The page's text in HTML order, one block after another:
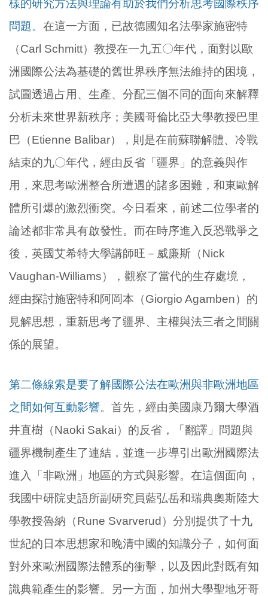
樣的研究方法與理論有助於我們分析思考國際秩序
問題。 在這一方面，已故德國知名法學家施密特
（Carl Schmitt）教授在一九五〇年代，面對以歐
洲國際公法為基礎的舊世界秩序無法維持的困境，
試圖透過占用、生產、分配三個不同的面向來解釋
分析未來世界新秩序；美國哥倫比亞大學教授巴里
巴（Etienne Balibar），則是在前蘇聯解體、冷戰
結束的九〇年代，經由反省「疆界」的意義與作
用，來思考歐洲整合所遭遇的諸多困難，和東歐解
體所引爆的激烈衝突。今日看來，前述二位學者的
論述都非常具有啟發性。而在時序進入反恐戰爭之
後，英國艾希特大學講師旺－威廉斯（Nick
Vaughan-Williams），觀察了當代的生存處境，
經由探討施密特和阿岡本（Giorgio Agamben）的
見解思想，重新思考了疆界、主權與法三者之間關
係的展望。
第二條線索是要了解國際公法在歐洲與非歐洲地區
之間如何互動影響。 首先，經由美國康乃爾大學酒
井直樹（Naoki Sakai）的反省，「翻譯」問題與
疆界機制產生了連結，並進一步導引出歐洲國際法
進入「非歐洲」地區的方式與影響。在這個面向，
我國中研院史語所副研究員藍弘岳和瑞典奧斯陸大
學教授魯納（Rune Svarverud）分別提供了十九
世紀的日本思想家和晚清中國的知識分子，如何面
對外來歐洲國際法體系的衝擊，以及因此對既有知
識典範產生的影響。另一方面，加州大學聖地牙哥